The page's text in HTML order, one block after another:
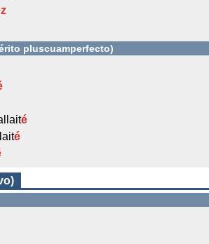
pluscuamperfecto)
é
é